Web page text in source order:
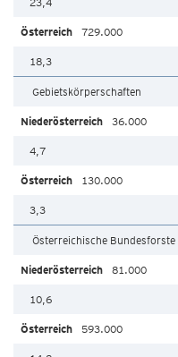
729.000
18,3
Gebietskörperschaften
36.000
4,7
130.000
3,3
Österreichische Bundesforste
81.000
10,6
593.000